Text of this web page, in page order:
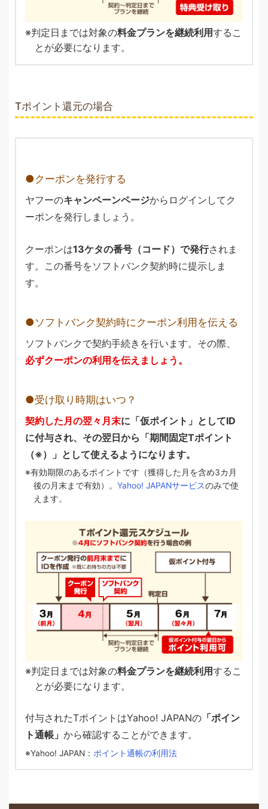
判定日までは対象の料金プランを継続利用するこ
とが必要になります。
Tポイント還元の場合
クーポンを発行する
ヤフーのキャンペーンページからログインしてク
ーポンを発行しましょう。
クーポンは13ケタの番号（コード）で発行されま
す。この番号をソフトバンク契約時に提示しま
す。
ソフトバンク契約時にクーポン利用を伝える
ソフトバンクで契約手続きを行います。その際、
必ずクーポンの利用を伝えましょう。
受け取り時期はいつ？
契約した月の翌々月末に「仮ポイント」としてID
に付与され、その翌日から「期間固定Tポイント
（※）」として使えるようになります。
有効期限のあるポイントです（獲得した月を含め3カ月
後の月末まで有効）。 Yahoo! JAPANサービスのみで使
えます。
判定日までは対象の料金プランを継続利用するこ
とが必要になります。
付与されたTポイントはYahoo! JAPANの 「ポイン
ト通帳」 から確認することができます。
Yahoo! JAPAN： ポイント通帳の利用法